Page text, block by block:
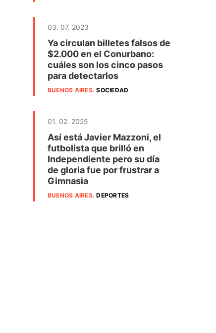
03. 07. 2023
Ya circulan billetes falsos de
$2.000 en el Conurbano:
cuáles son los cinco pasos
para detectarlos
BUENOS AIRES.SOCIEDAD
01. 02. 2025
Así está Javier Mazzoni, el
futbolista que brilló en
Independiente pero su día
de gloria fue por frustrar a
Gimnasia
BUENOS AIRES.DEPORTES